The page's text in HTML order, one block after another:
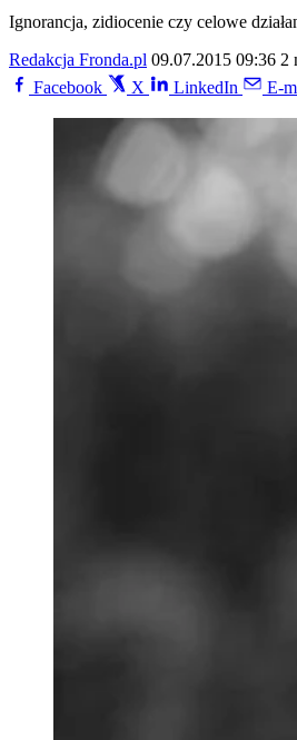
Ignorancja, zidiocenie czy celowe
Redakcja Fronda.pl 09.07.2015 09:36 2
Facebook
X LinkedIn E-